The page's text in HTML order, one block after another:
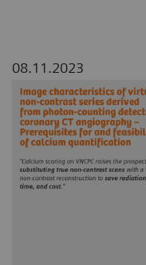
08.11.2023